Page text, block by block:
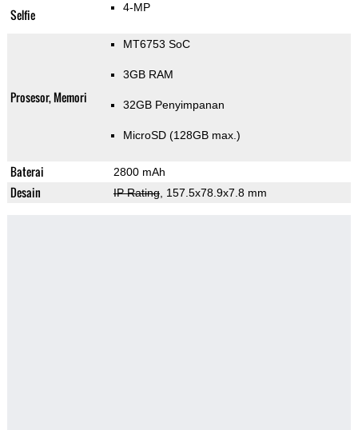
Selfie 4-MP
Prosesor, Memori
MT6753 SoC
3GB RAM
32GB Penyimpanan
MicroSD (128GB max.)
Baterai 2800 mAh
Desain IP Rating, 157.5x78.9x7.8 mm